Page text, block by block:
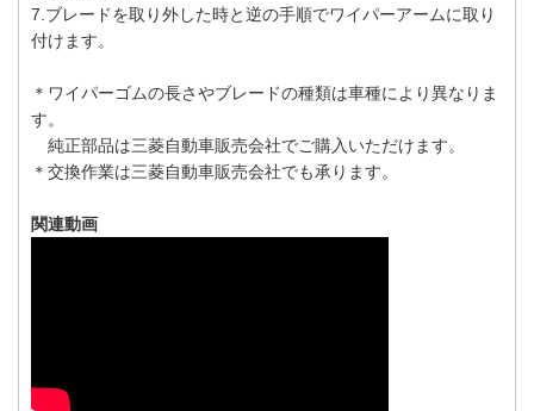
7.ブレードを取り外した時と逆の手順でワイパーアームに取り
付けます。
＊ワイパーゴムの長さやブレードの種類は車種により異なりま
す。
純正部品は三菱自動車販売会社でご購入いただけます。
＊交換作業は三菱自動車販売会社でも承ります。
関連動画